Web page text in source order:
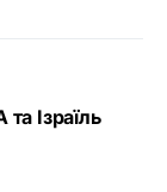
Ізраїль